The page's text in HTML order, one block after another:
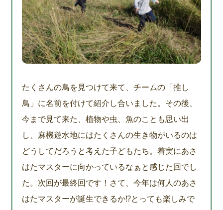
たくさんの鳥を見つけて来て、チームの「推し
鳥」に名前を付けて紹介し合いました。その後、
今まで見て来た、植物や虫、魚のことも思い出
し、麻機遊水地にはたくさんの生き物がいるのは
どうしてだろうと考えた子どもたち。着実にあさ
はたマスターに向かっているなぁと感じた回でし
た。次回が最終回です！さて、今年は何人のあさ
はたマスターが誕生できるか⁉とっても楽しみで